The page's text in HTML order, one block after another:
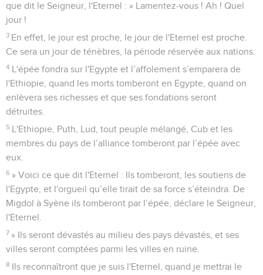
que dit le Seigneur, l'Eternel : » Lamentez-vous ! Ah ! Quel
jour !
3 En effet, le jour est proche, le jour de l'Eternel est proche.
Ce sera un jour de ténèbres, la période réservée aux nations.
4 L'épée fondra sur l'Egypte et l’affolement s’emparera de
l'Ethiopie, quand les morts tomberont en Egypte, quand on
enlèvera ses richesses et que ses fondations seront
détruites.
5 L'Ethiopie, Puth, Lud, tout peuple mélangé, Cub et les
membres du pays de l’alliance tomberont par l’épée avec
eux.
6 » Voici ce que dit l'Eternel : Ils tomberont, les soutiens de
l'Egypte, et l'orgueil qu’elle tirait de sa force s’éteindra. De
Migdol à Syène ils tomberont par l’épée, déclare le Seigneur,
l'Eternel.
7 » Ils seront dévastés au milieu des pays dévastés, et ses
villes seront comptées parmi les villes en ruine.
8 Ils reconnaîtront que je suis l'Eternel, quand je mettrai le